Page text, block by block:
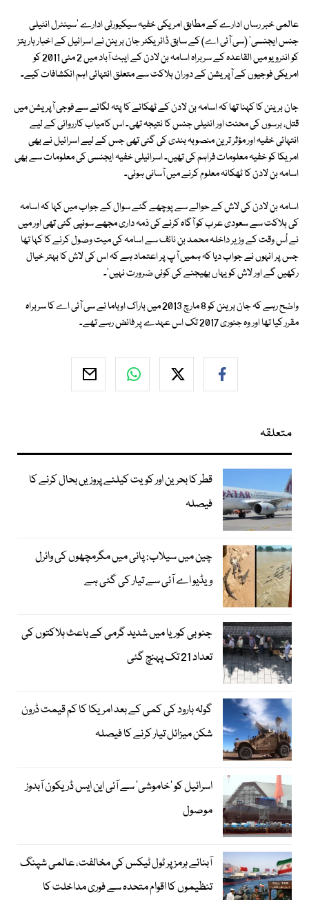
عالمی خبر رساں ادارے کے مطابق امریکی خفیہ سیکیورٹی ادارے 'سینٹرل انٹیلی
جنس ایجنسی' (سی آئی اے) کے سابق ڈائریکٹر جان برینن نے اسرائیل کے اخبار ہاریتز
کو انٹرویو میں القاعدہ کے سربراہ اسامہ بن لادن کے ایبٹ آباد میں 2 مئی 2011 کو
امریکی فوجیوں کے آپریشن کے دوران ہلاکت سے متعلق انتہائی اہم انکشافات کیے۔
جان برینن کا کہنا تھا کہ اسامہ بن لادن کے ٹھکانے کا پتہ لگانے سے فوجی آپریشن میں
قتل، برسوں کی محنت اور انٹیلی جنس کا نتیجہ تھی۔ اس کامیاب کارروائی کے لیے
انتہائی خفیہ اور مؤثر ترین منصوبہ بندی کی گئی تھی جس کے لیے اسرائیل نے بھی
امریکا کو خفیہ معلومات فراہم کی تھیں۔ اسرائیلی خفیہ ایجنسی کی معلومات سے بھی
اسامہ بن لادن کا ٹھکانہ معلوم کرنے میں آسانی ہوئی۔
اسامہ بن لادن کی لاش کے حوالے سے پوچھے گئے سوال کے جواب میں کہا کہ اسامہ
کی ہلاکت سے سعودی عرب کو آگاہ کرنے کی ذمہ داری مجھے سونپی گئی تھی اور میں
نے اُس وقت کے وزیر داخلہ محمد بن نائف سے اسامہ کی میت وصول کرنے کا کہا تھا
جس پر انہوں نے جواب دیا کہ ہمیں آپ پر اعتماد ہے کہ اس کی لاش کا بہتر خیال
رکھیں گے اور لاش کو یہاں بھیجنے کی کوئی ضرورت نہیں'۔
واضح رہے کہ جان برینن کو 8 مارچ 2013 میں باراک اوباما نے سی آئی اے کا سربراہ
مقرر کیا تھا اور وہ جنوری 2017 تک اس عہدے پر فائض رہے تھے۔
متعلقہ
قطر کا بحرین اور کویت کیلئے پروزیں بحال کرنے کا
فیصلہ
چین میں سیلاب: پانی میں مگرمچھوں کی وائرل
ویڈیو اے آئی سے تیار کی گئی ہے
جنوبی کوریا میں شدید گرمی کے باعث ہلاکتوں کی
تعداد 21 تک پہنچ گئی
گولہ بارود کی کمی کے بعد امریکا کا کم قیمت ڈرون
شکن میزائل تیار کرنے کا فیصلہ
اسرائیل کو ’خاموشی‘ سے آئی این ایس ڈریکون آبدوز
موصول
آبنائے ہرمز پر ٹول ٹیکس کی مخالفت، عالمی شپنگ
تنظیموں کا اقوام متحدہ سے فوری مداخلت کا